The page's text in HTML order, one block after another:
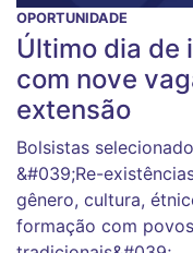
OPORTUNIDADE
Último dia de
com nove
extensão
Bolsistas
&#039;Re-
gênero, cultura,
formação com